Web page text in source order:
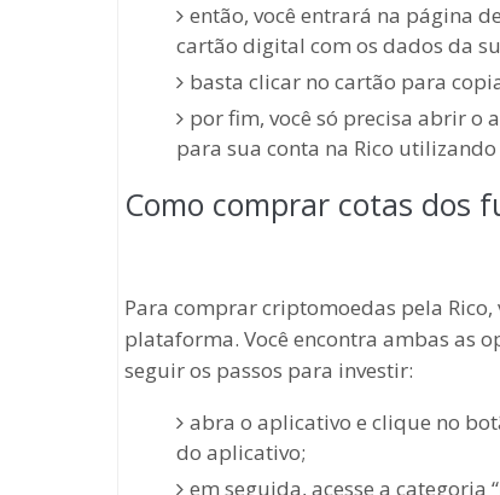
então, você entrará na página
cartão digital com os dados da
basta clicar no cartão para
por fim, você só precisa abrir o
para sua conta na Rico
Como comprar cotas dos
Para comprar criptomoedas pela
plataforma. Você encontra ambas as
seguir os passos para investir:
abra o aplicativo e clique no
do aplicativo;
em seguida, acesse a categoria